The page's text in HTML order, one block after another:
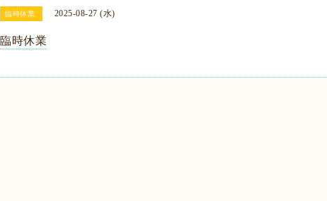
臨時休業 2025-08-27 (水)
臨時休業